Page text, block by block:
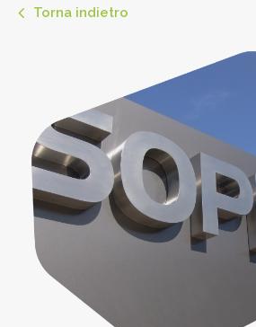
Torna indietro